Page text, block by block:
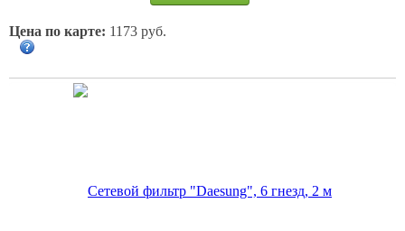
Цена по карте: 1173 руб.